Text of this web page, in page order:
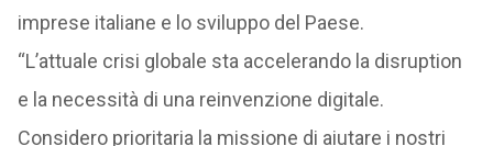
imprese italiane e lo sviluppo del Paese.
“L’attuale crisi globale sta accelerando la disruption
e la necessità di una reinvenzione digitale.
Considero prioritaria la missione di aiutare i nostri